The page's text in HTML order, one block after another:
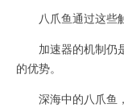
八爪鱼通过这些触
加速器的机制仍是
的优势。
深海中的八爪鱼，